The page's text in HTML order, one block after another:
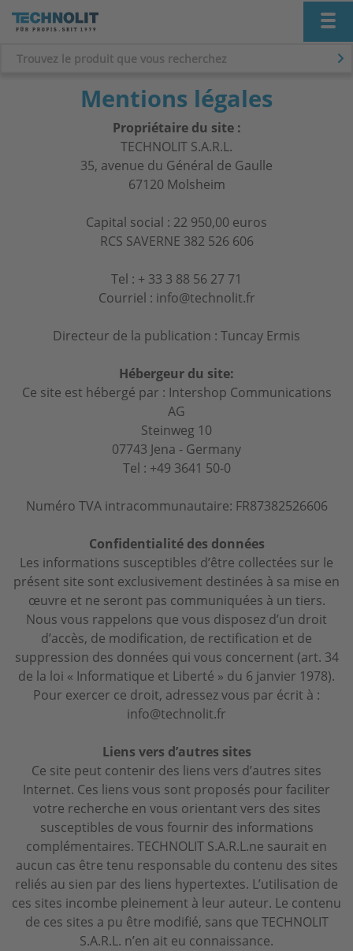
Mentions légales
Propriétaire du site :
TECHNOLIT S.A.R.L.
35, avenue du Général de Gaulle
67120 Molsheim
Capital social : 22 950,00 euros
RCS SAVERNE 382 526 606
Tel : + 33 3 88 56 27 71
Courriel : info@technolit.fr
Directeur de la publication : Tuncay Ermis
Hébergeur du site:
Ce site est hébergé par : Intershop Communications
AG
Steinweg 10
07743 Jena - Germany
Tel : +49 3641 50-0
Numéro TVA intracommunautaire: FR87382526606
Confidentialité des données
Les informations susceptibles d’être collectées sur le
présent site sont exclusivement destinées à sa mise en
œuvre et ne seront pas communiquées à un tiers.
Nous vous rappelons que vous disposez d’un droit
d’accès, de modification, de rectification et de
suppression des données qui vous concernent (art. 34
de la loi « Informatique et Liberté » du 6 janvier 1978).
Pour exercer ce droit, adressez vous par écrit à :
info@technolit.fr
Liens vers d’autres sites
Ce site peut contenir des liens vers d’autres sites
Internet. Ces liens vous sont proposés pour faciliter
votre recherche en vous orientant vers des sites
susceptibles de vous fournir des informations
complémentaires. TECHNOLIT S.A.R.L.ne saurait en
aucun cas être tenu responsable du contenu des sites
reliés au sien par des liens hypertextes. L’utilisation de
ces sites incombe pleinement à leur auteur. Le contenu
de ces sites a pu être modifié, sans que TECHNOLIT
S.A.R.L. n’en ait eu connaissance.